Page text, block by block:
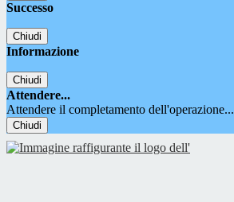
Successo
Chiudi
Informazione
Chiudi
Attendere...
Attendere il completamento dell'operazione...
Chiudi